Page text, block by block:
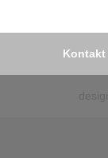
Kontakt